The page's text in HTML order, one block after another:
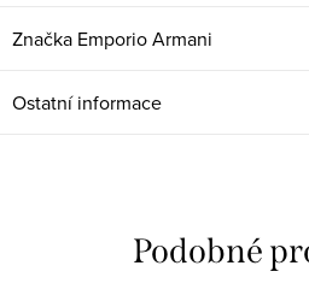
Značka Emporio Armani
Ostatní informace